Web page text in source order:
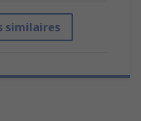
similaires